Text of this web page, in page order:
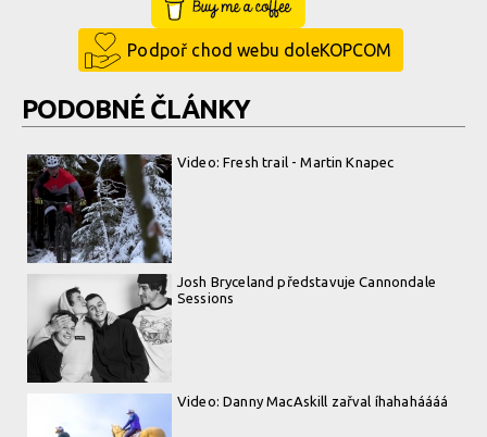
Buy Me a Coffee
Podpoř chod webu doleKOPCOM
PODOBNÉ ČLÁNKY
Video: Fresh trail - Martin Knapec
Josh Bryceland představuje Cannondale
Sessions
Video: Danny MacAskill zařval íhahaháááá